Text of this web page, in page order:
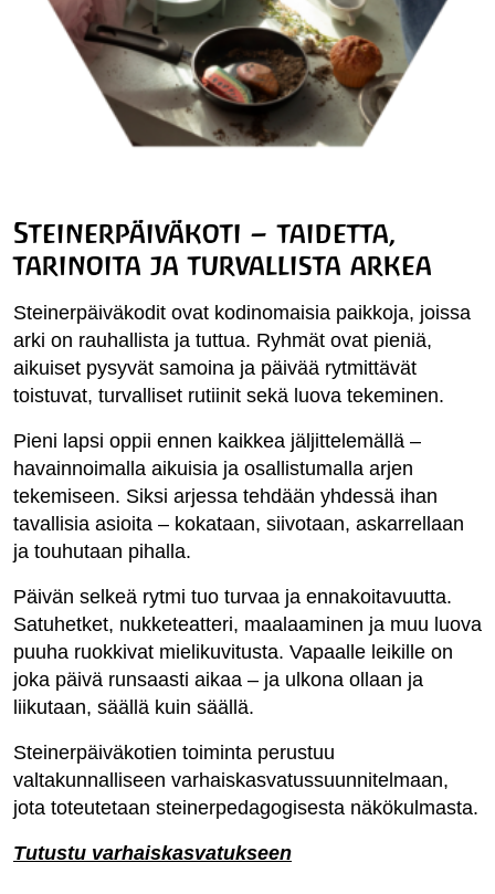
Steinerpäiväkoti – taidetta,
tarinoita ja turvallista arkea
Steinerpäiväkodit ovat kodinomaisia paikkoja, joissa
arki on rauhallista ja tuttua. Ryhmät ovat pieniä,
aikuiset pysyvät samoina ja päivää rytmittävät
toistuvat, turvalliset rutiinit sekä luova tekeminen.
Pieni lapsi oppii ennen kaikkea jäljittelemällä –
havainnoimalla aikuisia ja osallistumalla arjen
tekemiseen. Siksi arjessa tehdään yhdessä ihan
tavallisia asioita – kokataan, siivotaan, askarrellaan
ja touhutaan pihalla.
Päivän selkeä rytmi tuo turvaa ja ennakoitavuutta.
Satuhetket, nukketeatteri, maalaaminen ja muu luova
puuha ruokkivat mielikuvitusta. Vapaalle leikille on
joka päivä runsaasti aikaa – ja ulkona ollaan ja
liikutaan, säällä kuin säällä.
Steinerpäiväkotien toiminta perustuu
valtakunnalliseen varhaiskasvatussuunnitelmaan,
jota toteutetaan steinerpedagogisesta näkökulmasta.
Tutustu varhaiskasvatukseen